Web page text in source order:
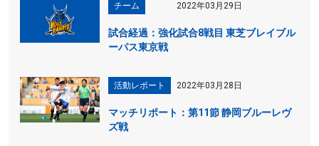
チーム 2022年03月29日
試合経過：強化試合8戦目 東芝ブレイブル
ーパス東京戦
活動レポート 2022年03月28日
マッチリポート：第11節 静岡ブルーレヴ
ズ戦